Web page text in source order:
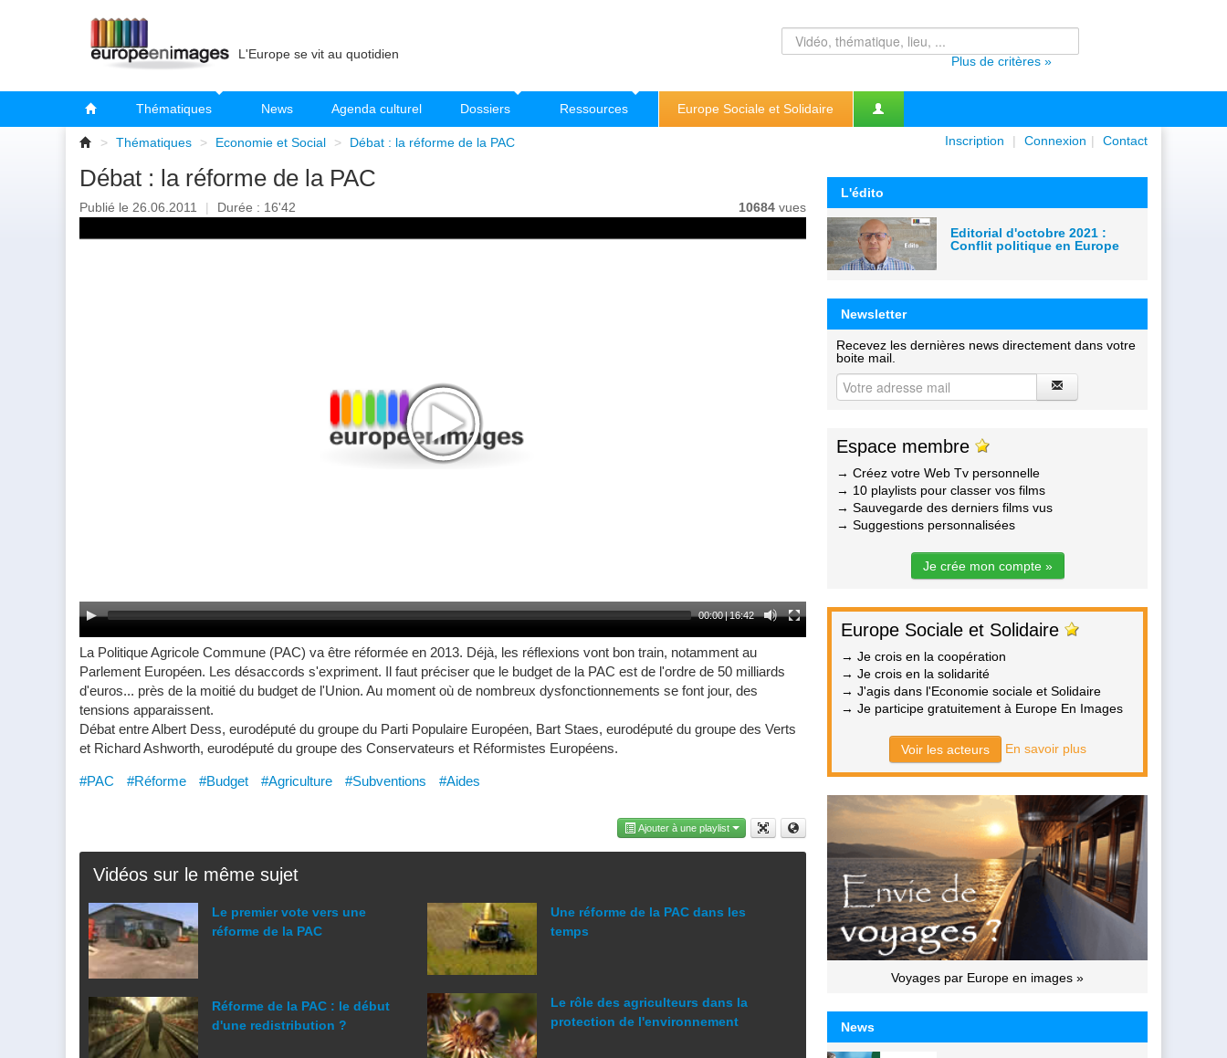
L'Europe se vit au quotidien Plus de critères »
Thématiques News Agenda culturel Dossiers Ressources Europe Sociale et Solidaire
> Thématiques > Economie et Social > Débat : la réforme de la PAC Inscription | Connexion | Contact
Débat : la réforme de la PAC
Publié le 26.06.2011 | Durée : 16'42 10684vues
00:00|16:42
La Politique Agricole Commune (PAC) va être réformée en 2013. Déjà, les réflexions vont bon train, notamment au
Parlement Européen. Les désaccords s'expriment. Il faut préciser que le budget de la PAC est de l'ordre de 50 milliards
d'euros... près de la moitié du budget de l'Union. Au moment où de nombreux dysfonctionnements se font jour, des
tensions apparaissent.
Débat entre Albert Dess, eurodéputé du groupe du Parti Populaire Européen, Bart Staes, eurodéputé du groupe des Verts
et Richard Ashworth, eurodéputé du groupe des Conservateurs et Réformistes Européens.
#PAC #Réforme #Budget #Agriculture #Subventions #Aides
Ajouter à une playlist
Vidéos sur le même sujet
Le premier vote vers une
réforme de la PAC
Réforme de la PAC : le début
d'une redistribution ?
Une réforme de la PAC dans les
temps
Le rôle des agriculteurs dans la
protection de l'environnement
L'édito
Editorial d'octobre 2021 :
Conflit politique en Europe
Newsletter
Recevez les dernières news directement dans votre
boite mail.
Espace membre
→ Créez votre Web Tv personnelle
→ 10 playlists pour classer vos films
→ Sauvegarde des derniers films vus
→ Suggestions personnalisées
Je crée mon compte »
Europe Sociale et Solidaire
→ Je crois en la coopération
→ Je crois en la solidarité
→ J'agis dans l'Economie sociale et Solidaire
→ Je participe gratuitement à Europe En Images
Voir les acteurs En savoir plus
Voyages par Europe en images »
News